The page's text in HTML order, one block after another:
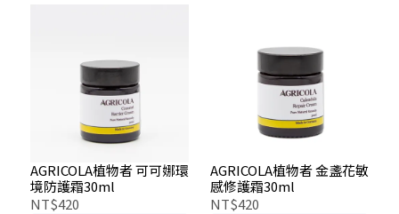
AGRICOLA植物者 可可娜環
境防護霜30ml
NT$420
AGRICOLA植物者 金盞花敏
感修護霜30ml
NT$420